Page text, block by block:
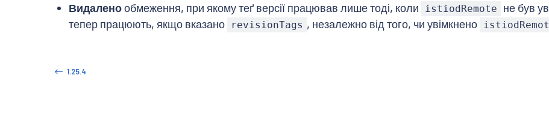
Видаленообмеження, при якому теґ версії працював лише тоді, коли istiodRemote
не був
тепер працюють, якщо вказано
revisionTags , незалежно від того, чи увімкнено
1.25.4